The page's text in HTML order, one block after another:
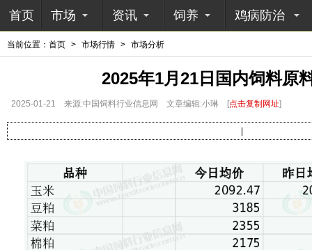
首页 市场 资讯 饲养 鸡病防治
当前位置： 首页 > 市场行情 > 市场分析
2025年1月21日国内饲料原
2025-01-21 来源:中国饲料行业信息网 文章编辑:小琳 [点击复制网址]